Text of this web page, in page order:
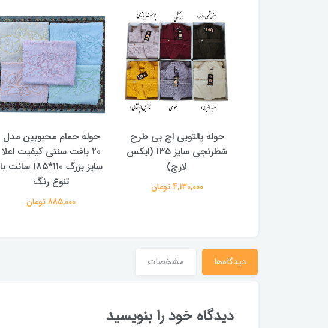
حوله پالتویی اچ بی طرح
شطرنجی سایز ۱۳۵ (ایکس
لارج)
4,130,000 تومان
حوله حمام محبوبین مدل
20 بافت سنتی کیفیت اعلا
سایز بزرگ 110*185 سانت با
تنوع رنگ
885,000 تومان
دیدگاه‌ها مشخصات
دیدگاه خود را بنویسید